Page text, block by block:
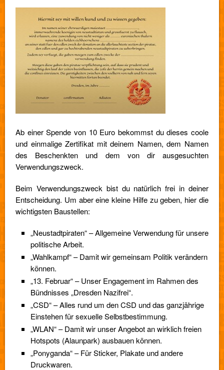
Ab einer Spende von 10 Euro bekommst du dieses coole
und einmalige Zertifikat mit deinem Namen, dem Namen
des Beschenkten und dem von dir ausgesuchten
Verwendungszweck.
Beim Verwendungszweck bist du natürlich frei in deiner
Entscheidung. Um aber eine kleine Hilfe zu geben, hier die
wichtigsten Baustellen:
„Neustadtpiraten“ – Allgemeine Verwendung für unsere
politische Arbeit.
„Wahlkampf“ – Damit wir gemeinsam Politik verändern
können.
„13. Februar“ – Unser Engagement im Rahmen des
Bündnisses „Dresden Nazifrei“.
„CSD“ – Alles rund um den CSD und das ganzjährige
Einstehen für sexuelle Selbstbestimmung.
„WLAN“ – Damit wir unser Angebot an wirklich freien
Hotspots (Alaunpark) ausbauen können.
„Ponyganda“ – Für Sticker, Plakate und andere
Druckwaren.